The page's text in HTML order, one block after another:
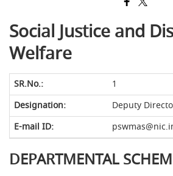
Social Justice and
Welfare
1
Deputy
DEPARTMENTAL